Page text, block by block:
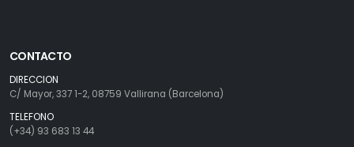
CONTACTO
DIRECCION
C/ Mayor, 337 1-2, 08759 Vallirana (Barcelona)
TELEFONO
(+34) 93 683 13 44